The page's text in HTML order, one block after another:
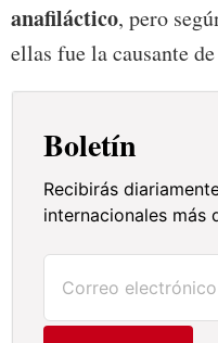
anafiláctico, pero
ellas fue la causante
Boletín
Recibirás
internacionales más